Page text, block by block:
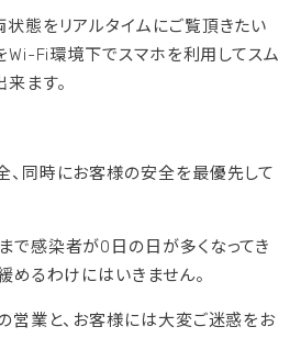
態をリアルタイムにご覧頂きたい
Wi-Fi環境下でスマホを利用してスム
ます。
、同時にお客様の安全を最優先して
で感染者が0日の日が多くなってき
めるわけにはいきません。
営業と、お客様には大変ご迷惑をお